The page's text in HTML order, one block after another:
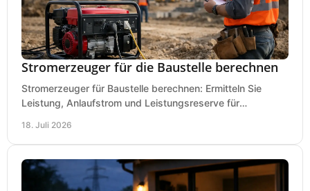
Stromerzeuger für die Baustelle berechnen
Stromerzeuger für Baustelle berechnen: Ermitteln Sie
Leistung, Anlaufstrom und Leistungsreserve für
18. Juli 2026